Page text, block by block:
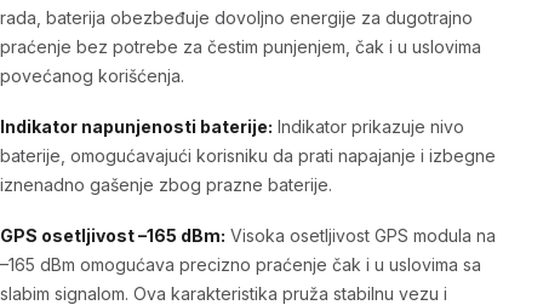
rada, baterija obezbeđuje dovoljno energije za dugotrajno
praćenje bez potrebe za čestim punjenjem, čak i u uslovima
povećanog korišćenja.
Indikator napunjenosti baterije: Indikator prikazuje nivo
baterije, omogućavajući korisniku da prati napajanje i izbegne
iznenadno gašenje zbog prazne baterije.
GPS osetljivost –165 dBm: Visoka osetljivost GPS modula na
–165 dBm omogućava precizno praćenje čak i u uslovima sa
slabim signalom. Ova karakteristika pruža stabilnu vezu i